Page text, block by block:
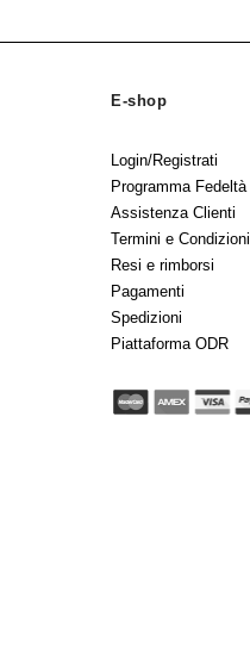
E-shop
Login/Registrati
Programma Fedeltà
Assistenza Clienti
Termini e Condizioni
Resi e rimborsi
Pagamenti
Spedizioni
Piattaforma ODR